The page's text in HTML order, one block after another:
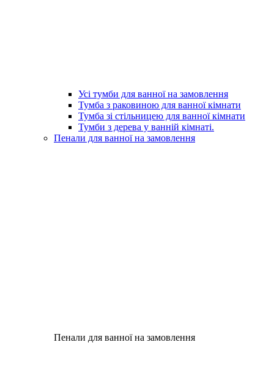
Усі тумби для ванної на замовлення
Тумба з раковиною для ванної кімнати
Тумба зі стільницею для ванної кімнати
Тумби з дерева у ванній кімнаті.
Пенали для ванної на замовлення
Пенали для ванної на замовлення